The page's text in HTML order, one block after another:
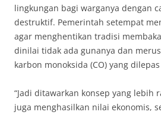
lingkungan bagi warganya dengan
destruktif. Pemerintah setempat
agar menghentikan tradisi
dinilai tidak ada gunanya dan
karbon monoksida (CO) yang
“Jadi ditawarkan konsep yang lebih
juga menghasilkan nilai ekonomis,